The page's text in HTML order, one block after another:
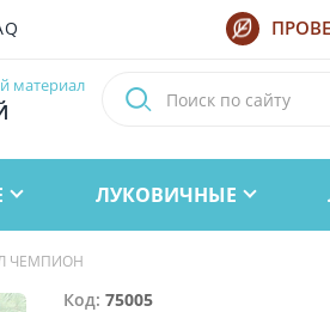
материал
ЛУКОВИЧНЫЕ
ЧЕМПИОН
Код: 75005